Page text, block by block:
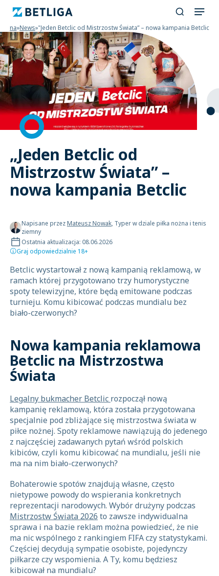
»News»"Jeden Betclic od Mistrzostw Świata” – nowa kampania Betclic
„Jeden Betclic od
Mistrzostw Świata” –
nowa kampania Betclic
Napisane przezMateusz Nowak, Typer w dziale piłka nożna i tenis
ziemny
Ostatnia aktualizacja: 08.06.2026
Graj odpowiedzialnie 18+
Betclic wystartował z nową kampanią reklamową, w
ramach której przygotowano trzy humorystyczne
spoty telewizyjne, które będą emitowane podczas
turnieju. Komu kibicować podczas mundialu bez
biało-czerwonych?
Nowa kampania reklamowa
Betclic na Mistrzostwa
Świata
Legalny bukmacher Betclic rozpoczął nową
kampanię reklamową, która została przygotowana
specjalnie pod zbliżające się mistrzostwa świata w
piłce nożnej. Spoty reklamowe nawiązują do jedenego
z najczęściej zadawanych pytań wśród polskich
kibiców, czyli komu kibicować na mundialu, jeśli nie
ma na nim biało-czerwonych?
Bohaterowie spotów znajdują własne, często
nietypowe powody do wspierania konkretnych
reprezentacji narodowych. Wybór drużyny podczas
Mistrzostw Świata 2026 to zawsze indywidualna
sprawa i na bazie reklam można powiedzieć, że nie
ma nic wspólnego z rankingiem FIFA czy statystykami.
Częściej decydują sympatie osobiste, pojedynczy
piłkarze czy wspomienia. A Ty, komu będziesz
kibicował na mundialu?